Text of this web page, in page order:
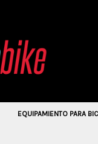
EQUIPAMIENTO PARA